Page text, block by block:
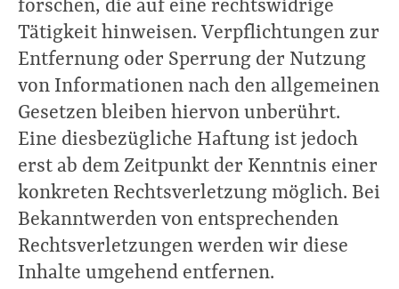
forschen, die auf eine rechtswidrige
Tätigkeit hinweisen. Verpflichtungen zur
Entfernung oder Sperrung der Nutzung
von Informationen nach den allgemeinen
Gesetzen bleiben hiervon unberührt.
Eine diesbezügliche Haftung ist jedoch
erst ab dem Zeitpunkt der Kenntnis einer
konkreten Rechtsverletzung möglich. Bei
Bekanntwerden von entsprechenden
Rechtsverletzungen werden wir diese
Inhalte umgehend entfernen.